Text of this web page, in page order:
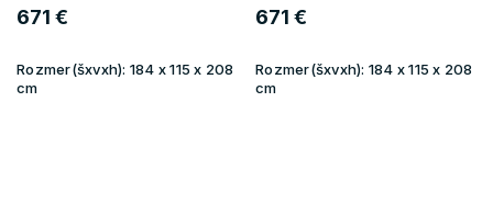
671 €
Rozmer(šxvxh): 184 x 115 x 208
cm
671 €
Rozmer(šxvxh): 184 x 115 x 208
cm